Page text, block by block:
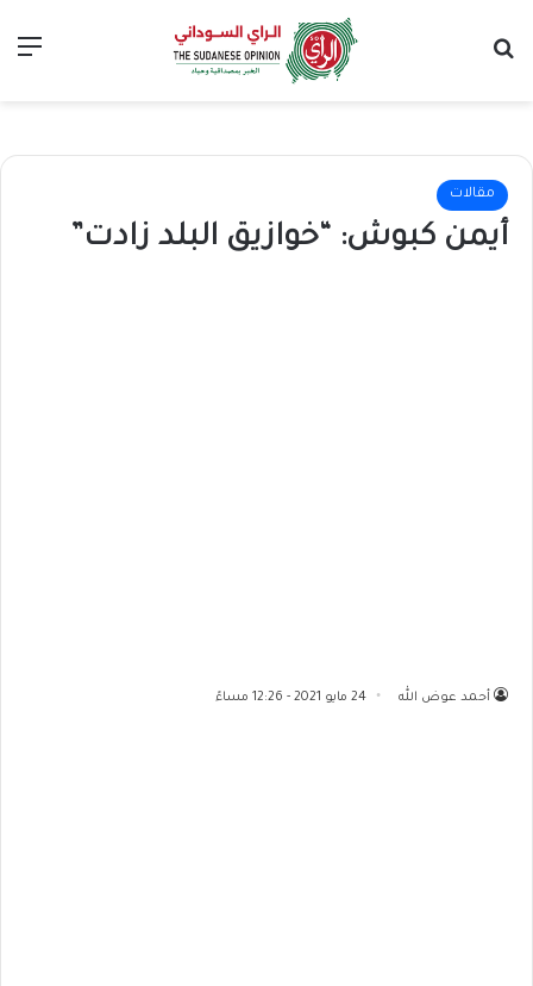
مقالات
أيمن كبوش: “خوازيق البلد زادت”
أحمد عوض الله 24 مايو 2021 - 12:26 مساءً